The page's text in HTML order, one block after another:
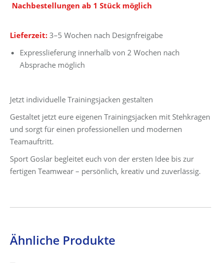
Nachbestellungen ab 1 Stück möglich
Lieferzeit: 3–5 Wochen nach Designfreigabe
Expresslieferung innerhalb von 2 Wochen nach
Absprache möglich
Jetzt individuelle Trainingsjacken gestalten
Gestaltet jetzt eure eigenen Trainingsjacken mit Stehkragen
und sorgt für einen professionellen und modernen
Teamauftritt.
Sport Goslar begleitet euch von der ersten Idee bis zur
fertigen Teamwear – persönlich, kreativ und zuverlässig.
Ähnliche Produkte